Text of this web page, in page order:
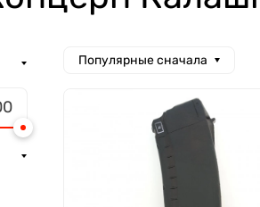
Популярные сначала